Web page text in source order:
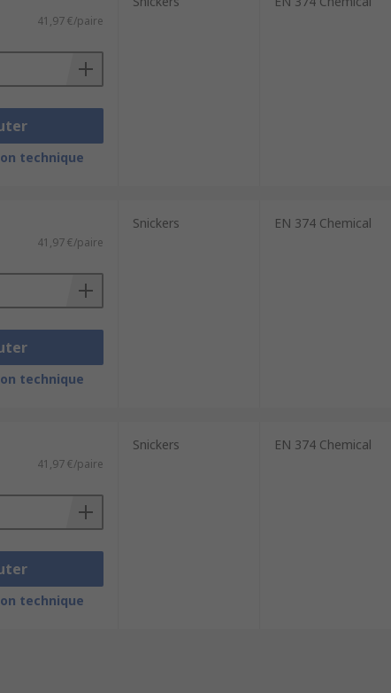
41,97 €/paire
technique
41,97 €/paire
technique
Snickers EN 374 Chemical
41,97 €/paire
technique
Snickers EN 374 Chemical